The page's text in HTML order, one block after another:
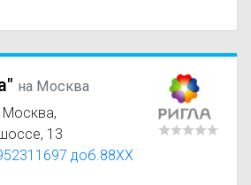
на Москва
Москва,
13
доб.88XX